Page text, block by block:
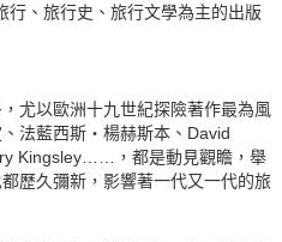
行、旅行史、旅行文學為主的出版
尤以歐洲十九世紀探險著作最為風
法藍西斯‧楊赫斯本、David
Kingsley……，都是動見觀瞻，舉
歷久彌新，影響著一代又一代的旅